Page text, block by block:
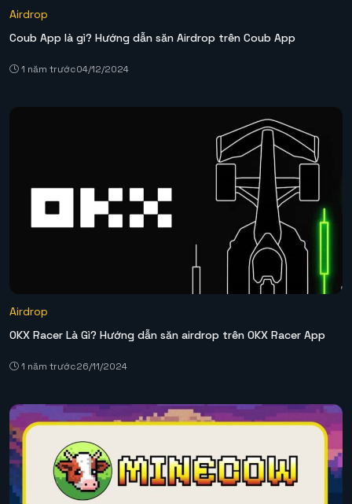
Airdrop
Coub App là gì? Hướng dẫn săn Airdrop trên Coub App
1 năm trước04/12/2024
Airdrop
OKX Racer Là Gì? Hướng dẫn săn airdrop trên OKX Racer App
1 năm trước26/11/2024